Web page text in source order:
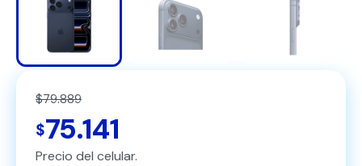
$79.889
$75.141
Precio del celular.